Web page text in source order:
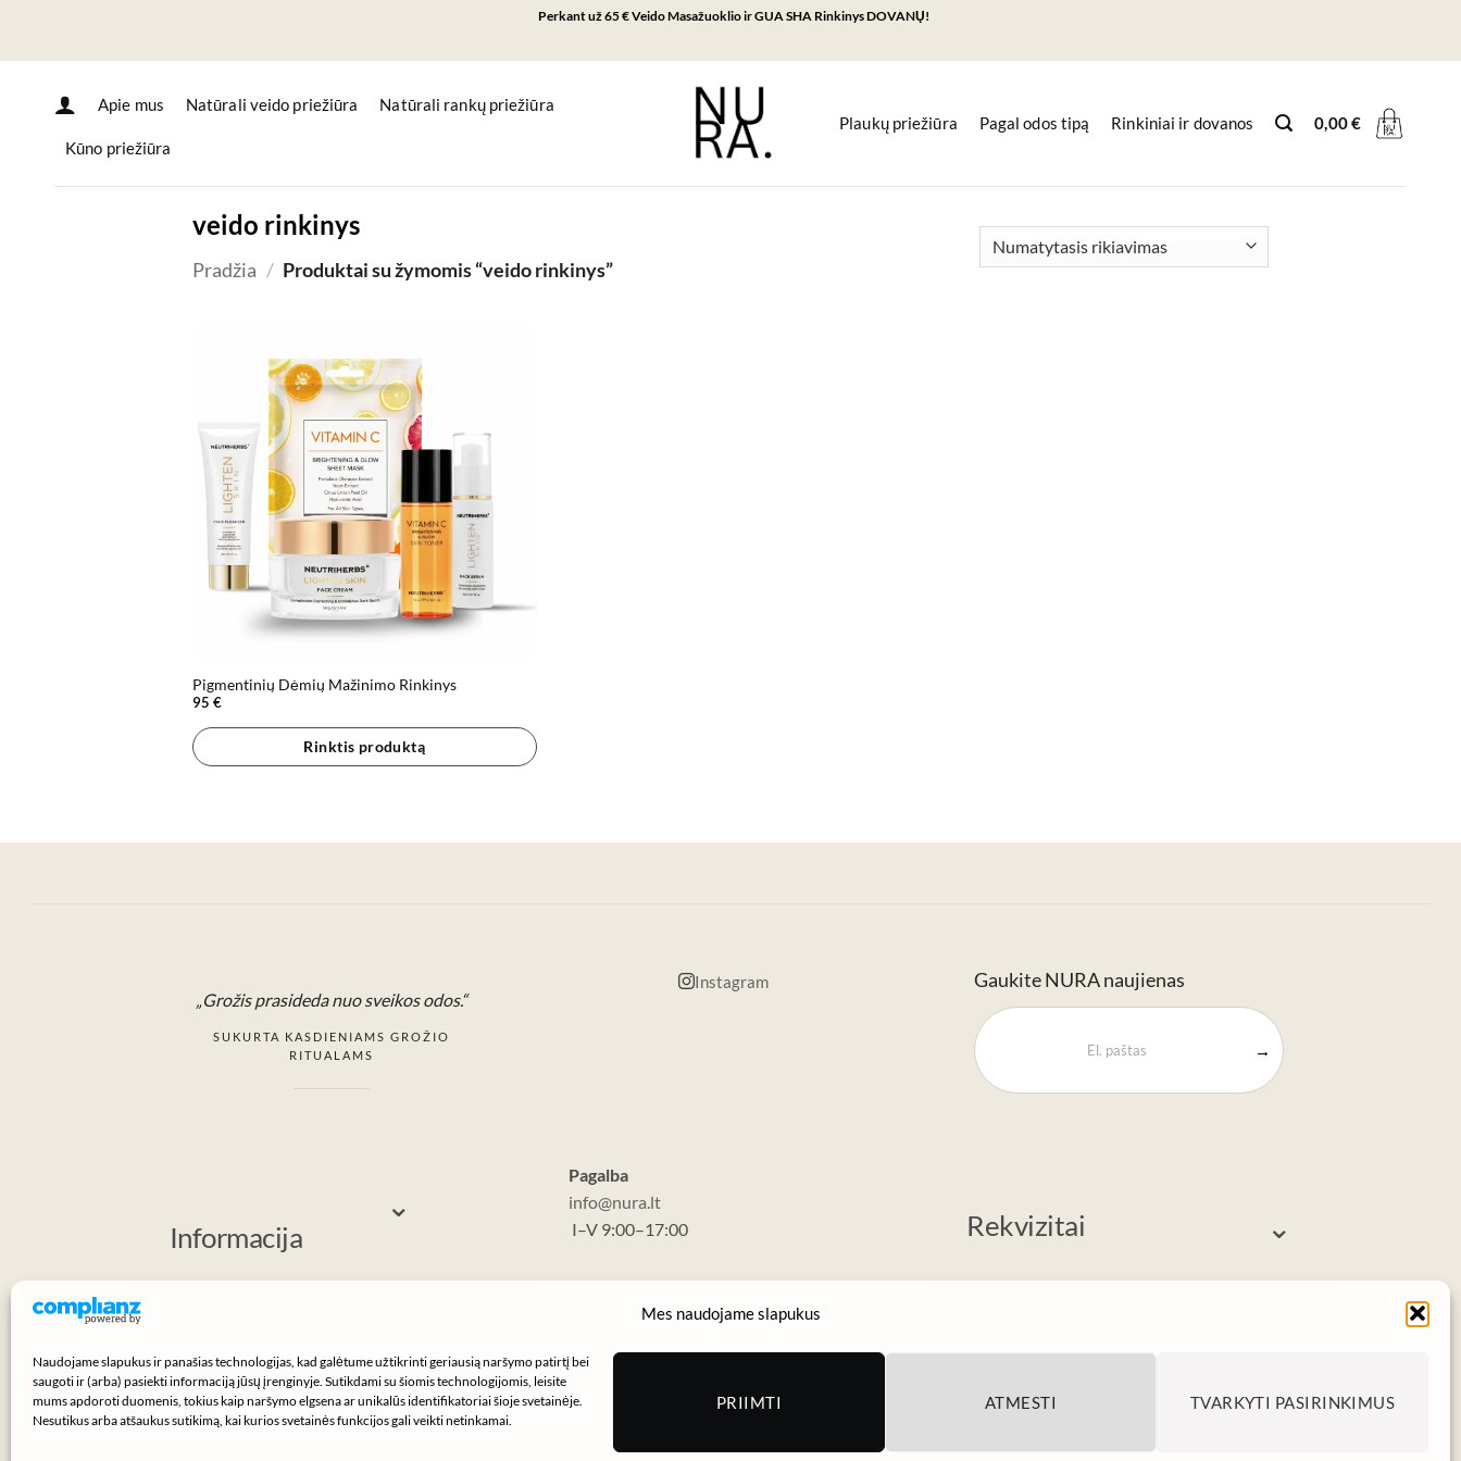
Mes naudojame slapukus
Naudojame slapukus ir panašias technologijas, kad galėtume užtikrinti geriausią naršymo patirtį bei
saugoti ir (arba) pasiekti informaciją jūsų įrenginyje. Sutikdami su šiomis technologijomis, leisite
mums apdoroti duomenis, tokius kaip naršymo elgsena ar unikalūs identifikatoriai šioje svetainėje.
Nesutikus arba atšaukus sutikimą, kai kurios svetainės funkcijos gali veikti netinkamai.
PRIIMTI ATMESTI TVARKYTI PASIRINKIMUS
content
Perkant už 65 € Veido Masažuoklio ir GUA SHA Rinkinys DOVANŲ!
Apie mus Natūrali veido priežiūra Natūrali rankų priežiūra
Kūno priežiūra
Plaukų priežiūra Pagal odos tipą Rinkiniai ir dovanos 0,00€
veido rinkinys
Pradžia / Produktai su žymomis “veido rinkinys”
Pigmentinių Dėmių Mažinimo Rinkinys
95 €
Rinktis produktą
„Grožis prasideda nuo sveikos odos.“
SUKURTA KASDIENIAMS GROŽIO
RITUALAMS
Instagram Gaukite NURA naujienas
→
Informacija
⌄
Pagalba
info@nura.lt
I–V 9:00–17:00
Rekvizitai ⌄
Pay
Pay